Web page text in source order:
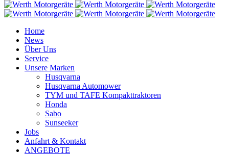
Home
News
Über Uns
Service
Unsere Marken
Husqvarna
Husqvarna Automower
TYM und TAFE Kompakttraktoren
Honda
Sabo
Sunseeker
Jobs
Anfahrt & Kontakt
ANGEBOTE